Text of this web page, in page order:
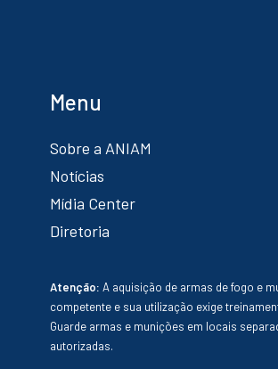
Menu
Sobre a ANIAM
Notícias
Mídia Center
Diretoria
Atenção: A aquisição de armas de fogo e
competente e sua utilização exige
Guarde armas e munições em locais
autorizadas.